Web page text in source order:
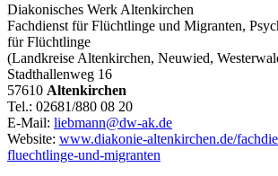
Diakonisches Werk Altenkirchen
Fachdienst für Flüchtlinge und Migranten,
für Flüchtlinge
(Landkreise Altenkirchen, Neuwied,
Stadthallenweg 16
57610 Altenkirchen
Tel.: 02681/880 08 20
E-Mail: liebmann@dw-ak.de
Website: www.diakonie-altenkirchen.de/
fluechtlinge-und-migranten